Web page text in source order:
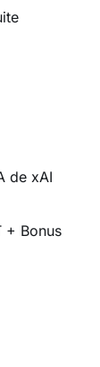
de xAI
+ Bonus